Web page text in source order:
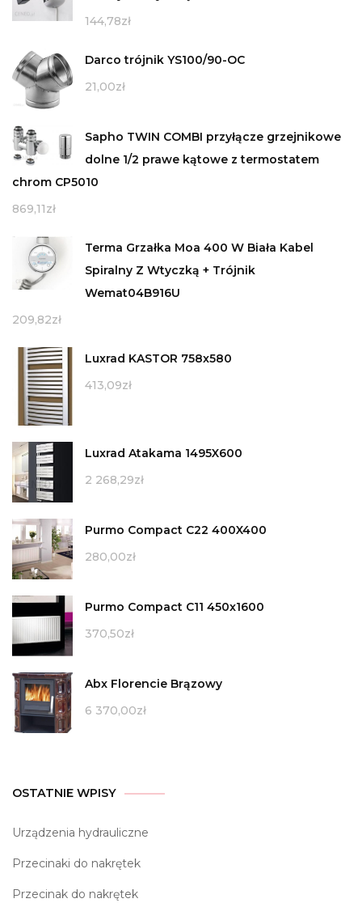
144,78zł
Darco trójnik YS100/90-OC
21,00zł
Sapho TWIN COMBI przyłącze grzejnikowe
dolne 1/2 prawe kątowe z termostatem
chrom CP5010
869,11zł
Terma Grzałka Moa 400 W Biała Kabel
Spiralny Z Wtyczką + Trójnik
Wemat04B916U
209,82zł
Luxrad KASTOR 758x580
413,09zł
Luxrad Atakama 1495X600
2 268,29zł
Purmo Compact C22 400X400
280,00zł
Purmo Compact C11 450x1600
370,50zł
Abx Florencie Brązowy
6 370,00zł
OSTATNIE WPISY
Urządzenia hydrauliczne
Przecinaki do nakrętek
Przecinak do nakrętek